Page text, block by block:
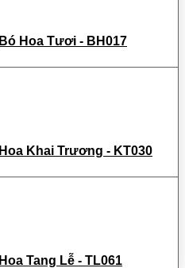
Bó Hoa Tươi - BH017
Hoa Khai Trương - KT030
Hoa Tang Lễ - TL061